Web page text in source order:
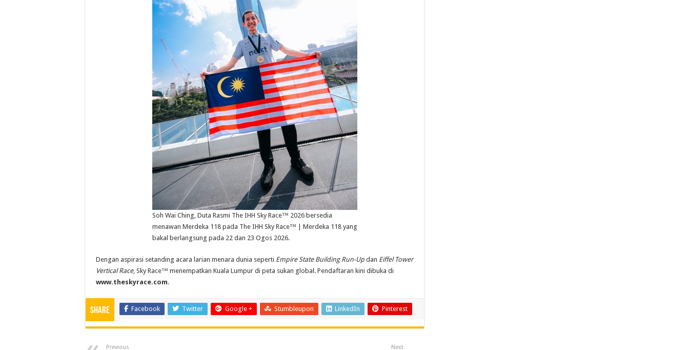
Soh Wai Ching, Duta Rasmi The IHH Sky Race™ 2026 bersedia
menawan Merdeka 118 pada The IHH Sky Race™ | Merdeka 118 yang
bakal berlangsung pada 22 dan 23 Ogos 2026.
Dengan aspirasi setanding acara larian menara dunia seperti Empire State Building Run-Up dan Eiffel Tower
Vertical Race, Sky Race™ menempatkan Kuala Lumpur di peta sukan global. Pendaftaran kini dibuka di
www.theskyrace.com.
Share Facebook Twitter Google + Stumbleupon LinkedIn Pinterest
Previous Next